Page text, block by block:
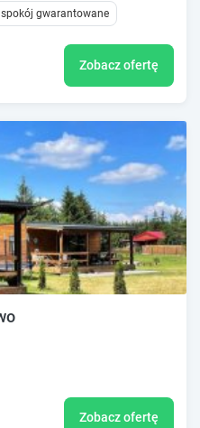
gwarantowane
Zobacz ofertę
Zobacz ofertę